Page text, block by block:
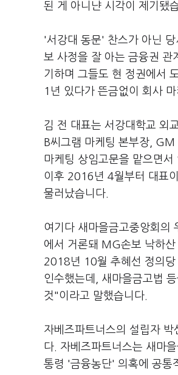
된 게 아니냔 시각이 제기됐
'서강대 동문' 찬스가 아닌
보 사정을 잘 아는 금융권 관
기하며 그들도 현 정권에서
1년 있다가 뜬금없이 회사
김 전 대표는 서강대학교 외
B씨그램 마케팅 본부장,
마케팅 상임고문을 맡으면
이후 2016년 4월부터 대표
물러났습니다.
여기다 새마을금고중앙회의
에서 거론돼 MG손보 낙하
2018년 10월 추혜선 정의당
인수했는데, 새마을금고법
것"이라고 말했습니다.
자베즈파트너스의 설립자
다. 자베즈파트너스는 새마
통령 '금융농단' 의혹에 공통